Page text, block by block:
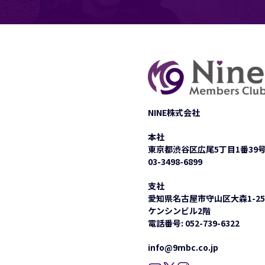
NINE株式会社
本社
東京都渋谷区広尾5丁目1番39
03-3498-6899
支社
愛知県名古屋市守山区大森1-
ケンシンビル2階
電話番号: 052-739-6322
info@9mbc.co.jp